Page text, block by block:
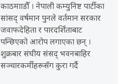
काठमााडौँ । नेपाली कम्युनिष्ट पार्टीका
सांसद् वर्षमान पुनले वर्तमान सरकार
जवाफदेहिता र पारदर्शिताबाट
पन्छिएको आरोप लगाएका छन् ।
शुक्रबार संघीय संसद् भवनबाहिर
सञ्चारकर्मीहरूसँग कुरा गर्दै